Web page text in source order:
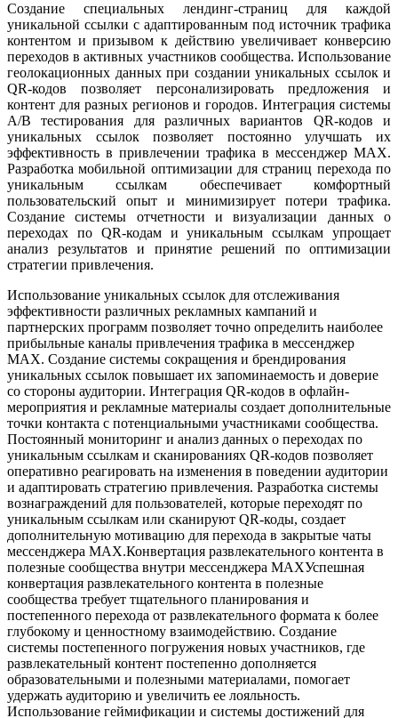
Создание специальных лендинг-страниц для каждой
уникальной ссылки с адаптированным под источник трафика
контентом и призывом к действию увеличивает конверсию
переходов в активных участников сообщества. Использование
геолокационных данных при создании уникальных ссылок и
QR-кодов позволяет персонализировать предложения и
контент для разных регионов и городов. Интеграция системы
А/B тестирования для различных вариантов QR-кодов и
уникальных ссылок позволяет постоянно улучшать их
эффективность в привлечении трафика в мессенджер MAX.
Разработка мобильной оптимизации для страниц перехода по
уникальным ссылкам обеспечивает комфортный
пользовательский опыт и минимизирует потери трафика.
Создание системы отчетности и визуализации данных о
переходах по QR-кодам и уникальным ссылкам упрощает
анализ результатов и принятие решений по оптимизации
стратегии привлечения.
Использование уникальных ссылок для отслеживания
эффективности различных рекламных кампаний и
партнерских программ позволяет точно определить наиболее
прибыльные каналы привлечения трафика в мессенджер
MAX. Создание системы сокращения и брендирования
уникальных ссылок повышает их запоминаемость и доверие
со стороны аудитории. Интеграция QR-кодов в офлайн-
мероприятия и рекламные материалы создает дополнительные
точки контакта с потенциальными участниками сообщества.
Постоянный мониторинг и анализ данных о переходах по
уникальным ссылкам и сканированиях QR-кодов позволяет
оперативно реагировать на изменения в поведении аудитории
и адаптировать стратегию привлечения. Разработка системы
вознаграждений для пользователей, которые переходят по
уникальным ссылкам или сканируют QR-коды, создает
дополнительную мотивацию для перехода в закрытые чаты
мессенджера MAX.Конвертация развлекательного контента в
полезные сообщества внутри мессенджера MAXУспешная
конвертация развлекательного контента в полезные
сообщества требует тщательного планирования и
постепенного перехода от развлекательного формата к более
глубокому и ценностному взаимодействию. Создание
системы постепенного погружения новых участников, где
развлекательный контент постепенно дополняется
образовательными и полезными материалами, помогает
удержать аудиторию и увеличить ее лояльность.
Использование геймификации и системы достижений для